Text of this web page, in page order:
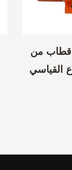
محرك اهتزاز ذو 6 أقطاب من